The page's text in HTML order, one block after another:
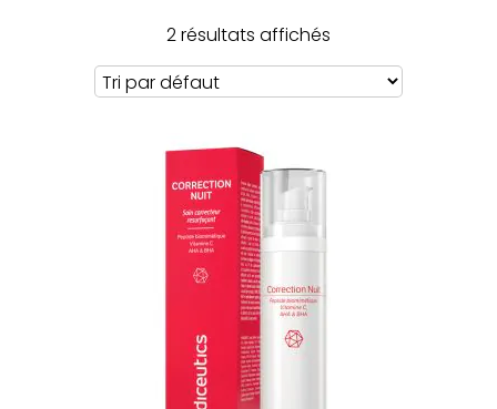
2 résultats affichés